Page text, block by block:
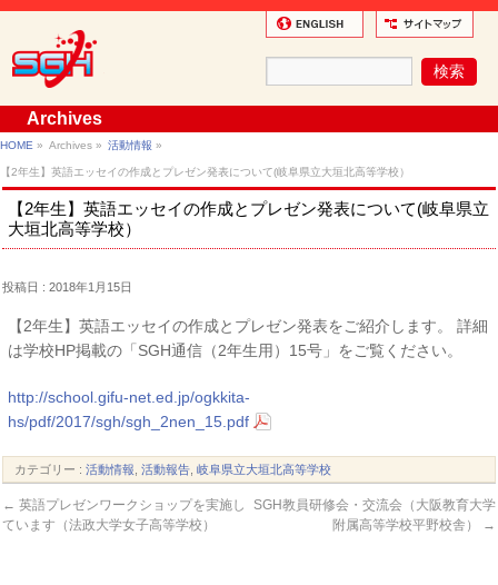
Archives
HOME » Archives » 活動情報 »
【2年生】英語エッセイの作成とプレゼン発表について(岐阜県立大垣北高等学校）
【2年生】英語エッセイの作成とプレゼン発表について(岐阜県立
大垣北高等学校）
投稿日 : 2018年1月15日
【2年生】英語エッセイの作成とプレゼン発表をご紹介します。 詳細
は学校HP掲載の「SGH通信（2年生用）15号」をご覧ください。
http://school.gifu-net.ed.jp/ogkkita-
hs/pdf/2017/sgh/sgh_2nen_15.pdf
カテゴリー :活動情報 ,活動報告 ,岐阜県立大垣北高等学校
← 英語プレゼンワークショップを実施し
ています（法政大学女子高等学校）
SGH教員研修会・交流会（大阪教育大学
附属高等学校平野校舎）
→